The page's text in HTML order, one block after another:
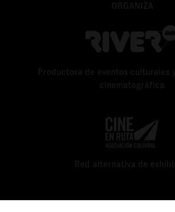
ORGANIZA
Productora de eventos culturales
cinematográfica
Red alternativa de